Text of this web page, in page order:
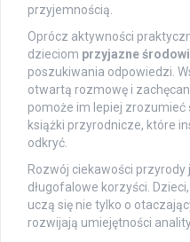
przyjemnością.
Oprócz aktywności
dzieciom przyjazne
poszukiwania odpowiedzi.
otwartą rozmowę i
pomoże im lepiej
książki przyrodnicze, które
odkryć.
Rozwój ciekawości
długofalowe korzyści.
uczą się nie tylko o
rozwijają umiejętności